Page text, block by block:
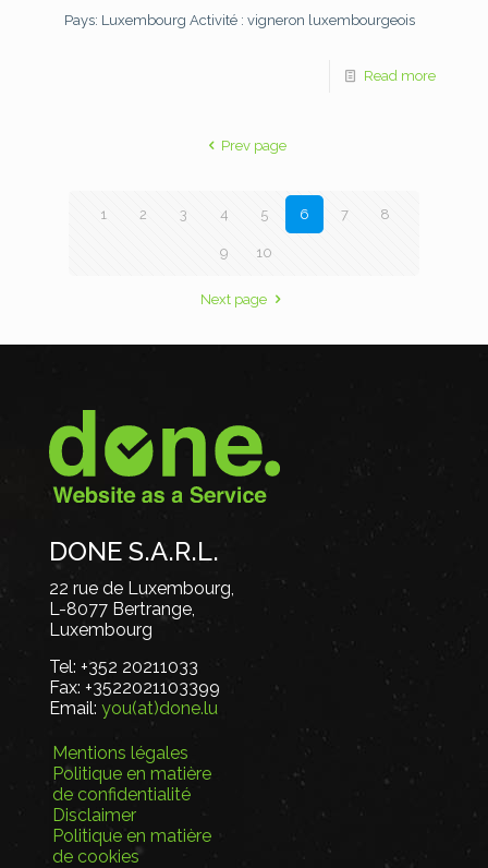
Pays: Luxembourg Activité : vigneron luxembourgeois
Read more
Prev page
1 2 3 4 5 6 7 8
9 10
Next page
DONE S.A.R.L.
22 rue de Luxembourg,
L-8077 Bertrange,
Luxembourg
Tel: +352 20211033
Fax: +3522021103399
Email: you(at)done.lu
Mentions légales
Politique en matière
de confidentialité
Disclaimer
Politique en matière
de cookies